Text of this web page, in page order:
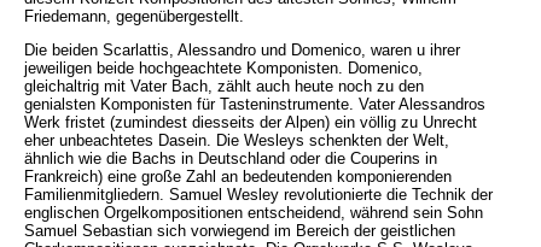
Friedemann, gegenübergestellt.
Die beiden Scarlattis, Alessandro und Domenico, waren u ihrer
jeweiligen beide hochgeachtete Komponisten. Domenico,
gleichaltrig mit Vater Bach, zählt auch heute noch zu den
genialsten Komponisten für Tasteninstrumente. Vater Alessandros
Werk fristet (zumindest diesseits der Alpen) ein völlig zu Unrecht
eher unbeachtetes Dasein. Die Wesleys schenkten der Welt,
ähnlich wie die Bachs in Deutschland oder die Couperins in
Frankreich) eine große Zahl an bedeutenden komponierenden
Familienmitgliedern. Samuel Wesley revolutionierte die Technik der
englischen Orgelkompositionen entscheidend, während sein Sohn
Samuel Sebastian sich vorwiegend im Bereich der geistlichen